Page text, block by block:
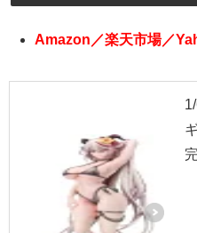
Amazon／楽天市場／